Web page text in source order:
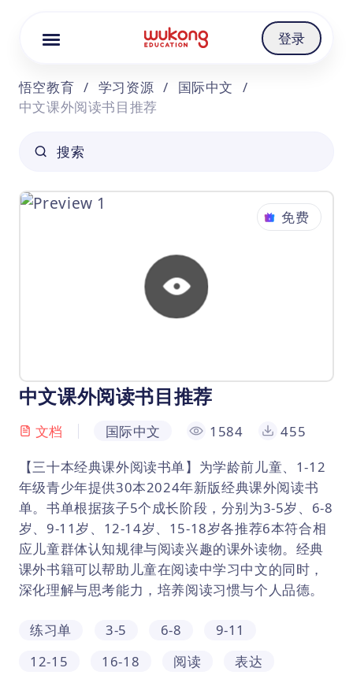
登录
悟空教育 / 学习资源 / 国际中文
/
中文课外阅读书目推荐
搜索
中文课外阅读书目推荐
文档 国际中文 1584
455
【三十本经典课外阅读书单】为学龄前儿童、1-12
年级青少年提供30本2024年新版经典课外阅读书
单。书单根据孩子5个成长阶段，分别为3-5岁、6-8
岁、9-11岁、12-14岁、15-18岁各推荐6本符合相
应儿童群体认知规律与阅读兴趣的课外读物。经典
课外书籍可以帮助儿童在阅读中学习中文的同时，
深化理解与思考能力，培养阅读习惯与个人品德。
练习单 3-5 6-8
9-11
12-15
16-18 阅读
表达
免费